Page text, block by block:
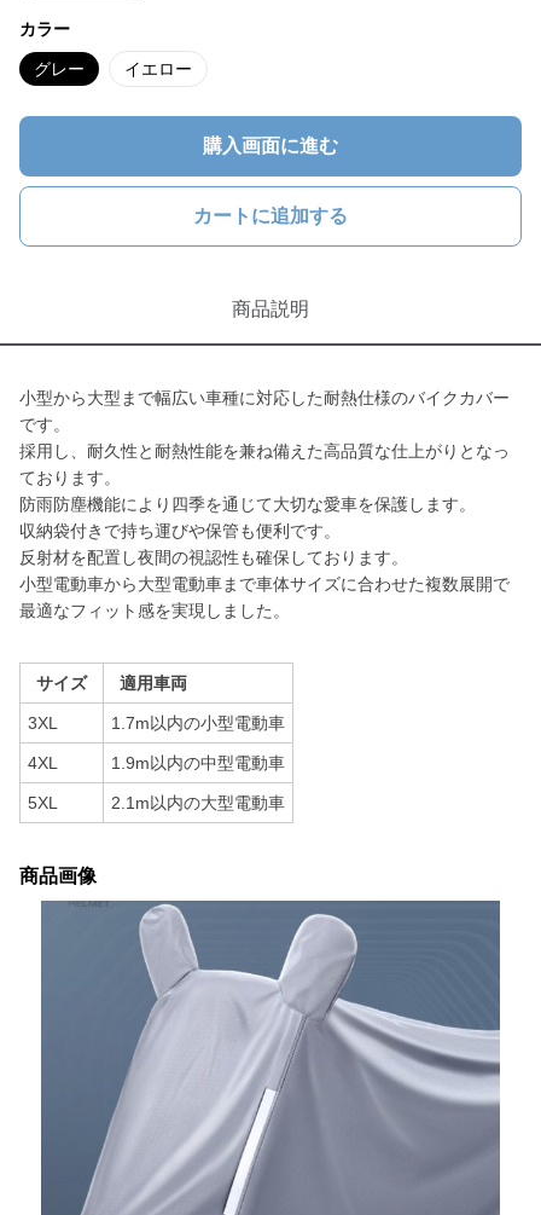
カラー
グレー イエロー
購入画面に進む
カートに追加する
商品説明
小型から大型まで幅広い車種に対応した耐熱仕様のバイクカバー
です。
採用し、耐久性と耐熱性能を兼ね備えた高品質な仕上がりとなっ
ております。
防雨防塵機能により四季を通じて大切な愛車を保護します。
収納袋付きで持ち運びや保管も便利です。
反射材を配置し夜間の視認性も確保しております。
小型電動車から大型電動車まで車体サイズに合わせた複数展開で
最適なフィット感を実現しました。
サイズ 適用車両
3XL 1.7m以内の小型電動車
4XL 1.9m以内の中型電動車
5XL 2.1m以内の大型電動車
商品画像